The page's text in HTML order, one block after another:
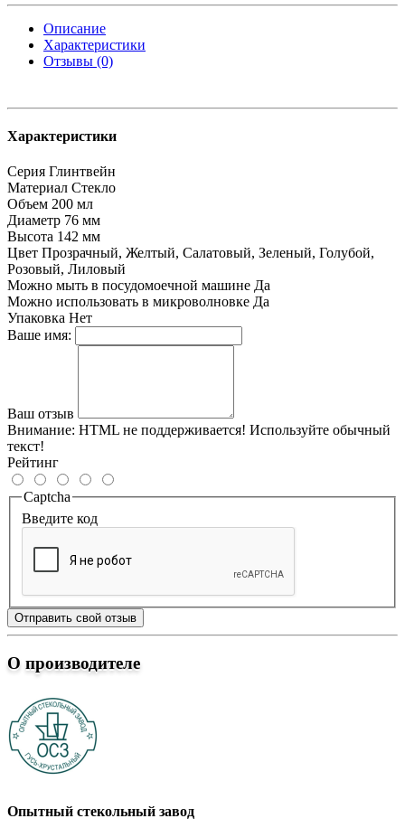
Описание
Характеристики
Отзывы (0)
Характеристики
Серия Глинтвейн
Материал Стекло
Объем 200 мл
Диаметр 76 мм
Высота 142 мм
Цвет Прозрачный, Желтый, Салатовый, Зеленый, Голубой,
Розовый, Лиловый
Можно мыть в посудомоечной машине Да
Можно использовать в микроволновке Да
Упаковка Нет
Ваше имя:
Ваш отзыв
Внимание: HTML не поддерживается! Используйте обычный
текст!
Рейтинг
Captcha
Введите код
Отправить свой отзыв
О производителе
Опытный стекольный завод